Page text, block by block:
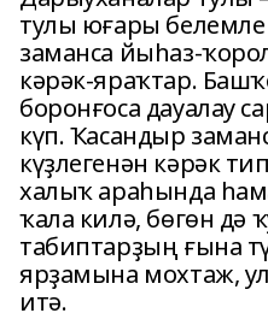
тулы юғары белемле
заманса йыһаз-
кәрәк-яраҡтар.
боронғоса дауалау
күп. Ҡасандыр
күҙлегенән кәрәк
халыҡ араһында
ҡала килә, бөгөн дә
табиптарҙың ғына
ярҙамына мохтаж,
итә.